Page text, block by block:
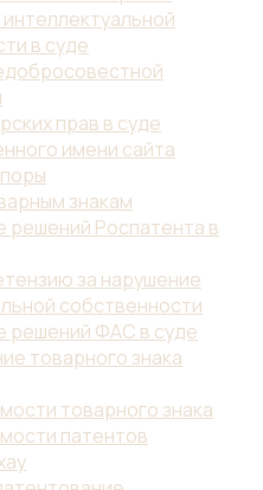
в суде
прав в суде
имени сайта
знакам
решений Роспатента в
за нарушение
собственности
решений ФАС в суде
товарного знака
товарного знака
патентов